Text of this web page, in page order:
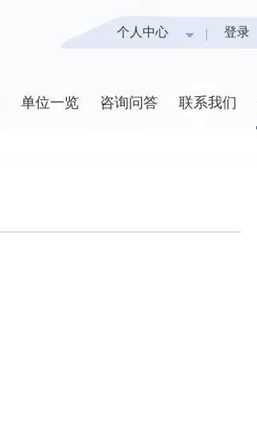
个人中心 登录
单位一览 咨询问答 联系我们